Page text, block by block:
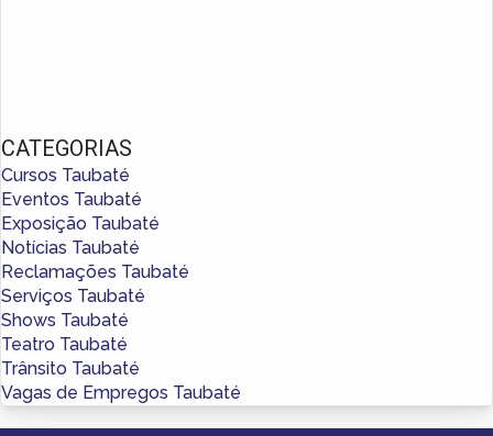
CATEGORIAS
Cursos Taubaté
Eventos Taubaté
Exposição Taubaté
Notícias Taubaté
Reclamações Taubaté
Serviços Taubaté
Shows Taubaté
Teatro Taubaté
Trânsito Taubaté
Vagas de Empregos Taubaté